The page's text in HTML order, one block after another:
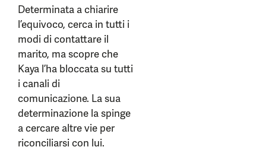
Determinata a chiarire
l’equivoco, cerca in tutti i
modi di contattare il
marito, ma scopre che
Kaya l’ha bloccata su tutti
i canali di
comunicazione. La sua
determinazione la spinge
a cercare altre vie per
riconciliarsi con lui.